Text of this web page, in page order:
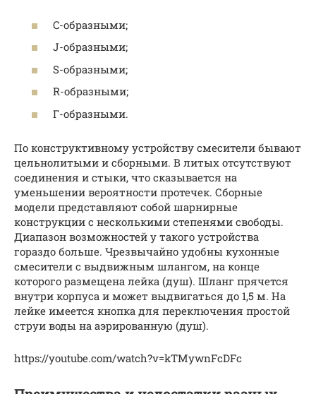
C-образными;
J-образными;
S-образными;
R-образными;
Г-образными.
По конструктивному устройству смесители бывают
цельнолитыми и сборными. В литых отсутствуют
соединения и стыки, что сказывается на
уменьшении вероятности протечек. Сборные
модели представляют собой шарнирные
конструкции с несколькими степенями свободы.
Диапазон возможностей у такого устройства
гораздо больше. Чрезвычайно удобны кухонные
смесители с выдвижным шлангом, на конце
которого размещена лейка (душ). Шланг прячется
внутри корпуса и может выдвигаться до 1,5 м. На
лейке имеется кнопка для переключения простой
струи воды на аэрированную (душ).
https://youtube.com/watch?v=kTMywnFcDFc